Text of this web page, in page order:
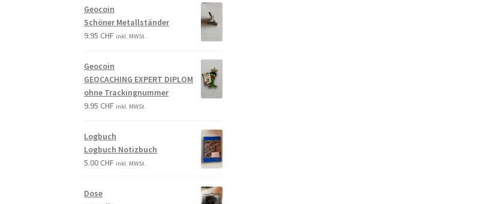
Geocoin
Schöner Metallständer
9.95CHF inkl. MWSt.
Geocoin
GEOCACHING EXPERT DIPLOM
ohne Trackingnummer
9.95CHF inkl. MWSt.
Logbuch
Logbuch Notizbuch
5.00CHF inkl. MWSt.
Dose